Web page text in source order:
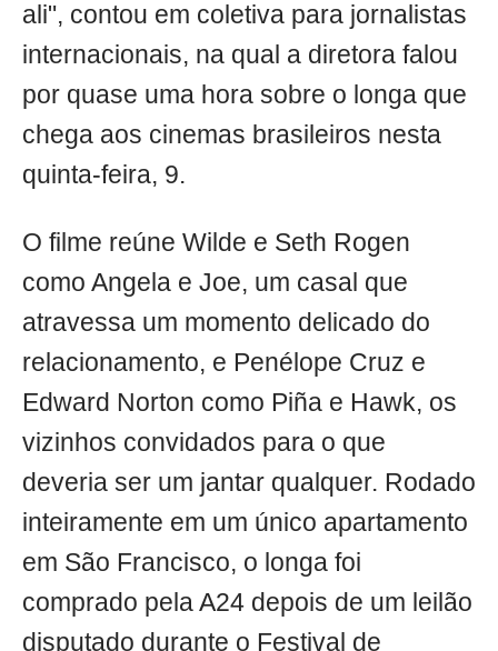
ali", contou em coletiva para jornalistas
internacionais, na qual a diretora falou
por quase uma hora sobre o longa que
chega aos cinemas brasileiros nesta
quinta-feira, 9.
O filme reúne Wilde e Seth Rogen
como Angela e Joe, um casal que
atravessa um momento delicado do
relacionamento, e Penélope Cruz e
Edward Norton como Piña e Hawk, os
vizinhos convidados para o que
deveria ser um jantar qualquer. Rodado
inteiramente em um único apartamento
em São Francisco, o longa foi
comprado pela A24 depois de um leilão
disputado durante o Festival de